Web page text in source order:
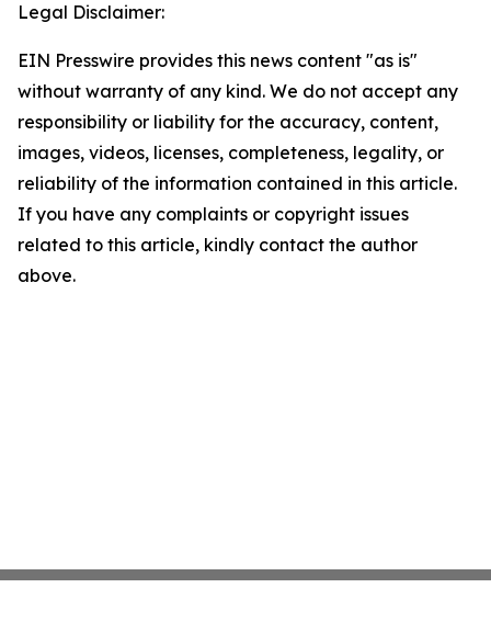
Legal Disclaimer:
EIN Presswire provides this news content "as is"
without warranty of any kind. We do not accept any
responsibility or liability for the accuracy, content,
images, videos, licenses, completeness, legality, or
reliability of the information contained in this article.
If you have any complaints or copyright issues
related to this article, kindly contact the author
above.